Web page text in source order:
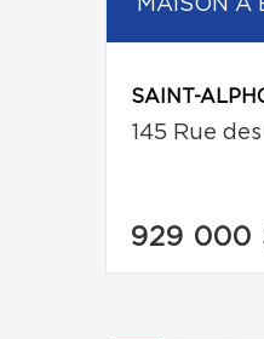
MAISON À
SAINT-
145 Rue
929 000